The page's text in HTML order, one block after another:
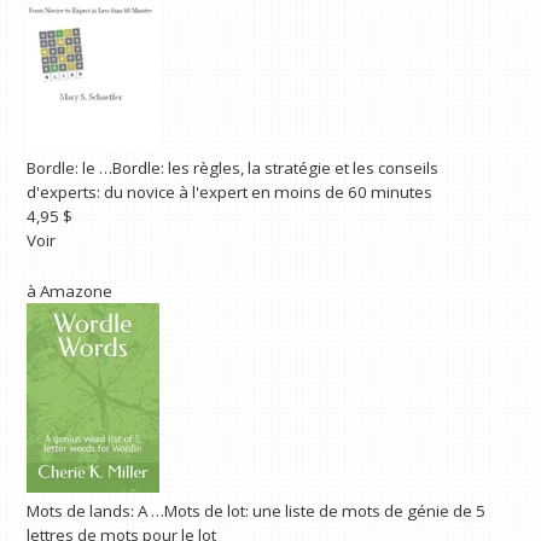
Bordle: le …Bordle: les règles, la stratégie et les conseils
d'experts: du novice à l'expert en moins de 60 minutes
4,95 $
Voir
àAmazone
Mots de lands: A …Mots de lot: une liste de mots de génie de 5
lettres de mots pour le lot